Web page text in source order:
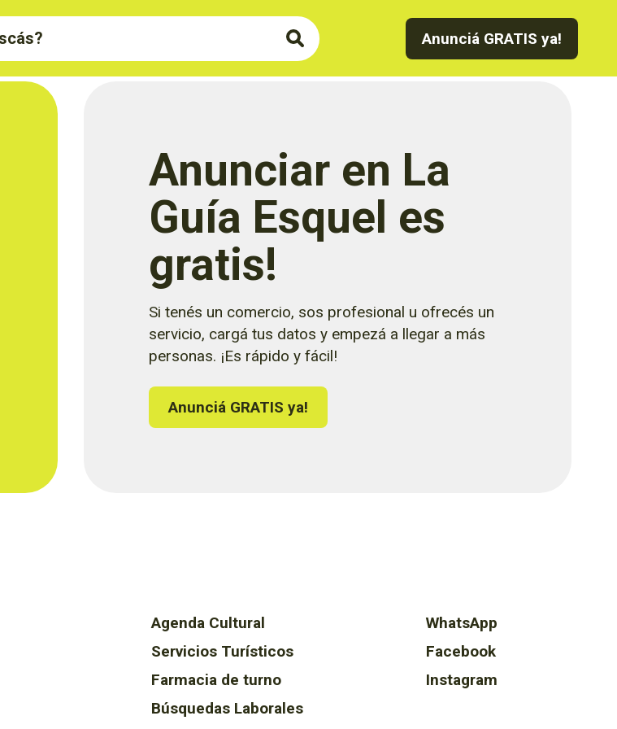
Anunciá GRATIS ya!
Anunciar en La
Guía Esquel es
gratis!
Si tenés un comercio, sos profesional u ofrecés un
servicio, cargá tus datos y empezá a llegar a más
personas. ¡Es rápido y fácil!
Anunciá GRATIS ya!
Agenda Cultural
Servicios Turísticos
Farmacia de turno
Búsquedas Laborales
WhatsApp
Facebook
Instagram